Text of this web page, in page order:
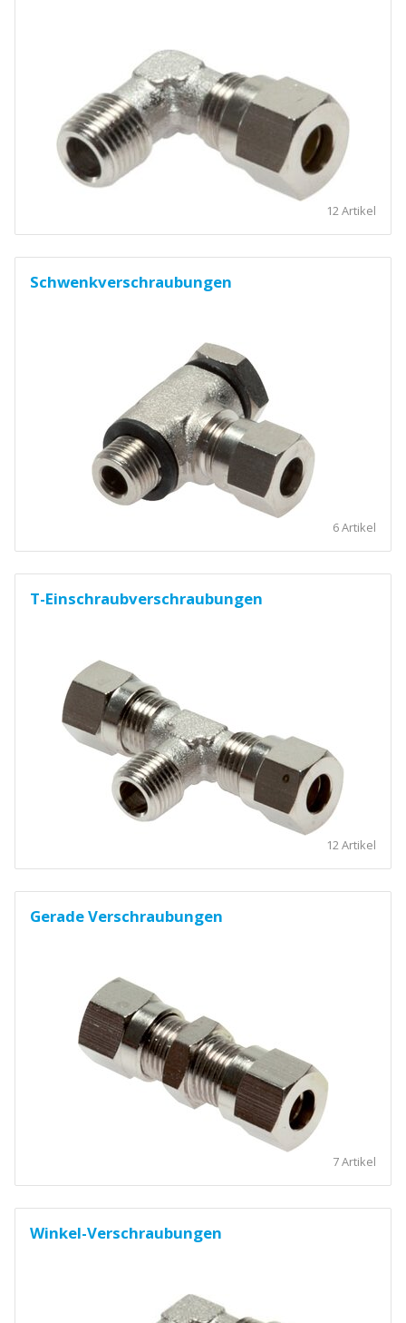
12 Artikel
Schwenkverschraubungen
6 Artikel
T-Einschraubverschraubungen
12 Artikel
Gerade Verschraubungen
7 Artikel
Winkel-Verschraubungen